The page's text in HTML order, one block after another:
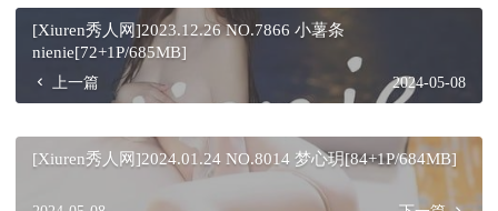
[Xiuren秀人网]2023.12.26 NO.7866 小薯条
nienie[72+1P/685MB]
上一篇 2024-05-08
[Xiuren秀人网]2024.01.24 NO.8014 梦心玥[84+1P/684MB]